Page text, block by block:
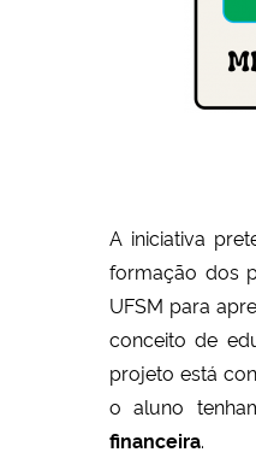
A iniciativa
formação dos
UFSM para
conceito de
projeto está
o aluno
financeira.